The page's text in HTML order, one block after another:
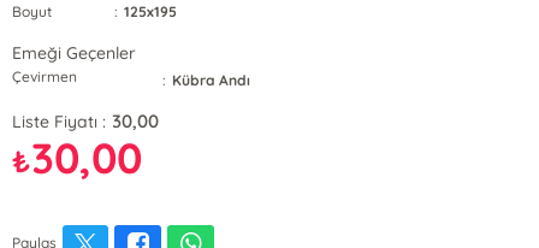
Boyut
: 125x195
Emeği Geçenler
Çevirmen : Kübra Andı
Liste Fiyatı : 30,00
₺30,00
Paylaş